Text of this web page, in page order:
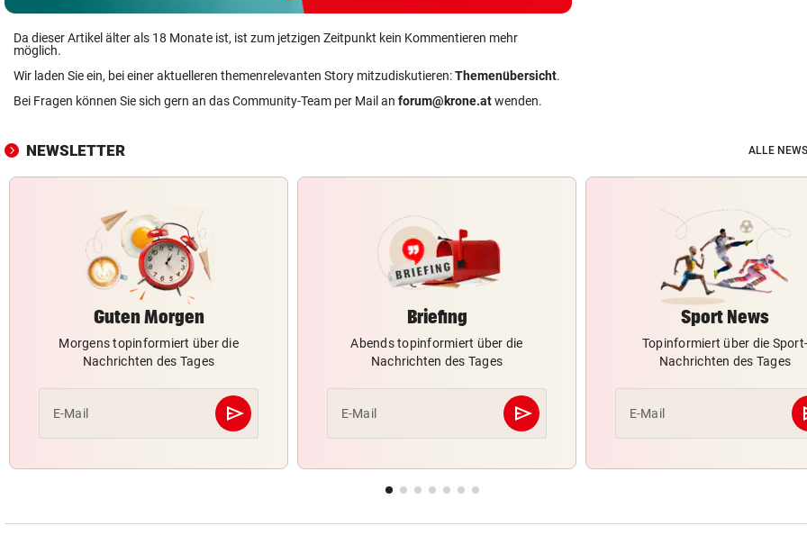
Da dieser Artikel älter als 18 Monate ist, ist zum jetzigen Zeitpunkt kein Kommentieren mehr
möglich.
Wir laden Sie ein, bei einer aktuelleren themenrelevanten Story mitzudiskutieren:Themenübersicht.
Bei Fragen können Sie sich gern an das Community-Team per Mail an forum@krone.atwenden.
NEWSLETTER ALLE
Guten Morgen
Morgens topinformiert über die
Nachrichten des Tages
E-Mail send
Abschicken
Briefing
Abends topinformiert über die
Nachrichten des Tages
E-Mail send
Abschicken
Sport News
Topinformiert über die Sport-
Nachrichten des Tages
E-Mail